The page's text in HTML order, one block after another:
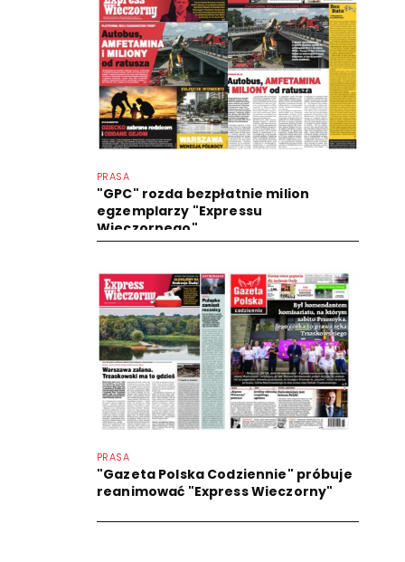
PRASA
"GPC" rozda bezpłatnie milion
egzemplarzy "Expressu
Wieczornego"
PRASA
"Gazeta Polska Codziennie" próbuje
reanimować "Express Wieczorny"